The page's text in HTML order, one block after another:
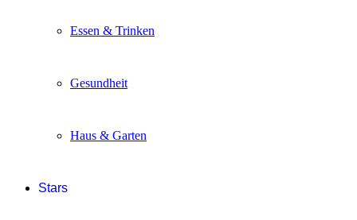
Essen & Trinken
Gesundheit
Haus & Garten
Stars